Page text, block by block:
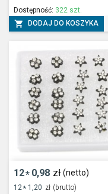
Dostępność: 322 szt.
 DODAJ DO KOSZYKA
12* 0,98 zł (netto)
12 * 1,20 zł (brutto)